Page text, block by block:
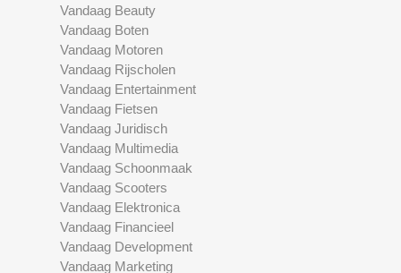
Vandaag Beauty
Vandaag Boten
Vandaag Motoren
Vandaag Rijscholen
Vandaag Entertainment
Vandaag Fietsen
Vandaag Juridisch
Vandaag Multimedia
Vandaag Schoonmaak
Vandaag Scooters
Vandaag Elektronica
Vandaag Financieel
Vandaag Development
Vandaag Marketing